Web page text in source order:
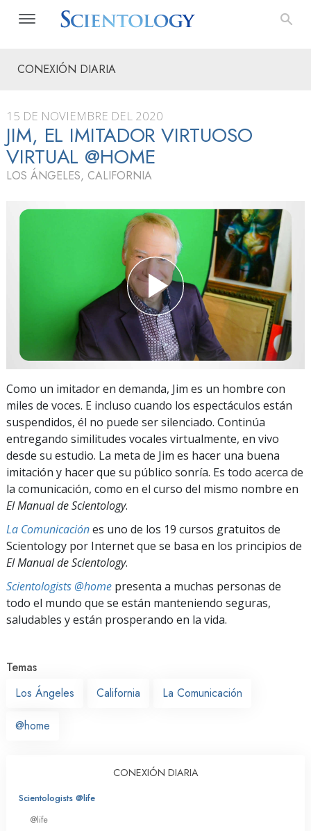
CONEXIÓN DIARIA
15 DE NOVIEMBRE DEL 2020
JIM, EL IMITADOR VIRTUOSO
VIRTUAL @HOME
LOS ÁNGELES, CALIFORNIA
Como un imitador en demanda, Jim es un hombre con
miles de voces. E incluso cuando los espectáculos están
suspendidos, él no puede ser silenciado. Continúa
entregando similitudes vocales virtualmente, en vivo
desde su estudio. La meta de Jim es hacer una buena
imitación y hacer que su público sonría. Es todo acerca de
la comunicación, como en el curso del mismo nombre en
El Manual de Scientology.
La Comunicaciónes uno de los 19 cursos gratuitos de
Scientology por Internet que se basa en los principios de
El Manual de Scientology.
Scientologists @home presenta a muchas personas de
todo el mundo que se están manteniendo seguras,
saludables y están prosperando en la vida.
Temas
Los Ángeles
California La Comunicación
@home
CONEXIÓN DIARIA
Scientologists @life
@life